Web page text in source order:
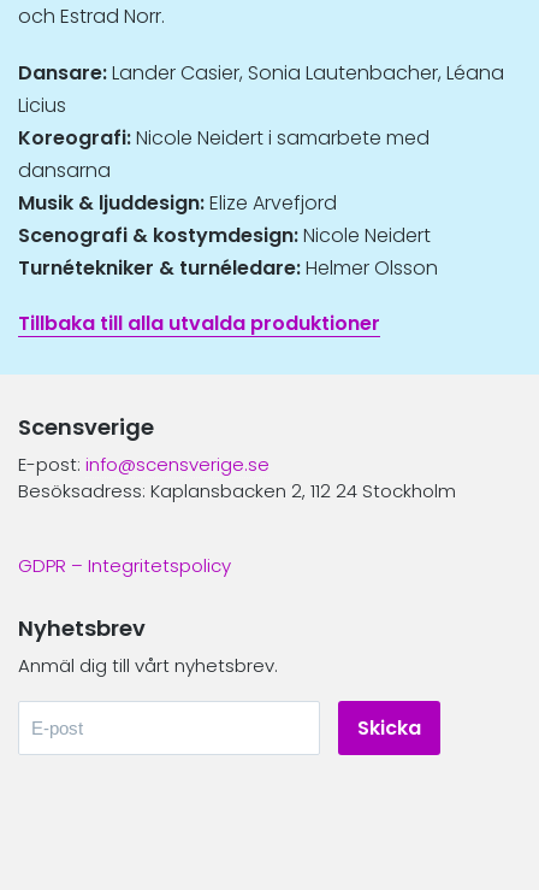
och Estrad Norr.
Dansare:Lander Casier, Sonia Lautenbacher, Léana
Licius
Koreografi:Nicole Neidert i samarbete med
dansarna
Musik & ljuddesign:Elize Arvefjord
Scenografi & kostymdesign:Nicole Neidert
Turnétekniker & turnéledare:Helmer Olsson
Tillbaka till alla utvalda produktioner
Scensverige
E-post: info@scensverige.se
Besöksadress: Kaplansbacken 2, 112 24 Stockholm
GDPR – Integritetspolicy
Nyhetsbrev
Anmäl dig till vårt nyhetsbrev.